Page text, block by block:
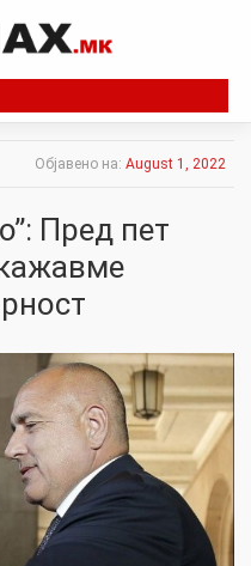
Објавено на: August 1, 2022
Пред пет